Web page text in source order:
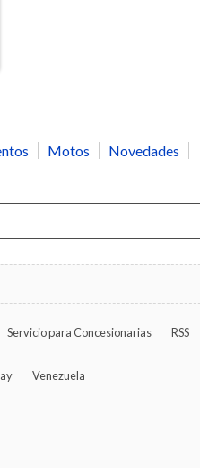
Motos
Novedades
Servicio para Concesionarias RSS
Venezuela